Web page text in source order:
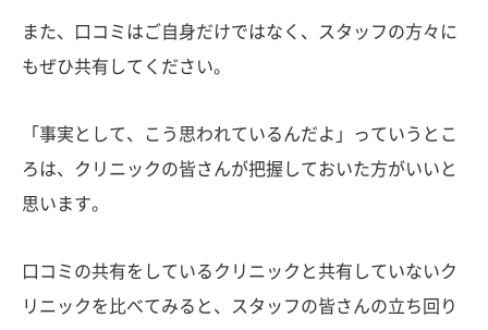
また、口コミはご自身だけではなく、スタッフの方々に
もぜひ共有してください。
「事実として、こう思われているんだよ」っていうとこ
ろは、クリニックの皆さんが把握しておいた方がいいと
思います。
口コミの共有をしているクリニックと共有していないク
リニックを比べてみると、スタッフの皆さんの立ち回り